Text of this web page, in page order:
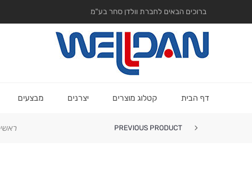
ברוכים הבאים לחברת וולדן סחר בע"מ
דף הבית קטלוג מוצרים יצרנים מבצעים
ראשי PREVIOUS PRODUCT